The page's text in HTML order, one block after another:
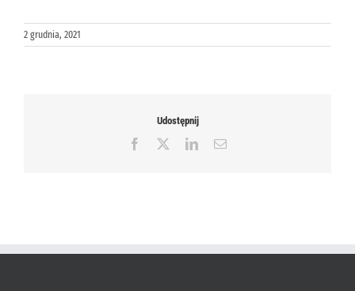
2 grudnia, 2021
Udostępnij
Facebook LinkedInEmail